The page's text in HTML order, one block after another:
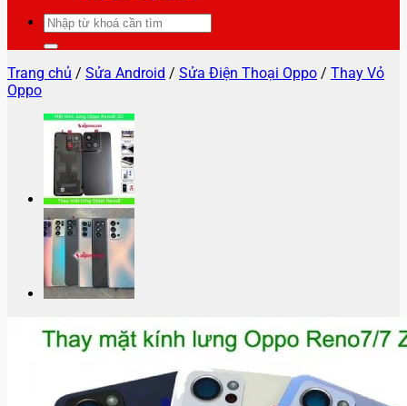
Tìm
kiếm:
Trang chủ / Sửa Android / Sửa Điện Thoại Oppo / Thay Vỏ
Oppo